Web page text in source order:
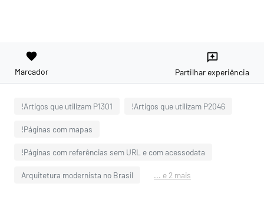
favorite
Marcador
reviews
Partilhar experiência
!Artigos que utilizam P1301 !Artigos que utilizam P2046
!Páginas com mapas
!Páginas com referências sem URL e com acessodata
Arquitetura modernista no Brasil ... e 2 mais